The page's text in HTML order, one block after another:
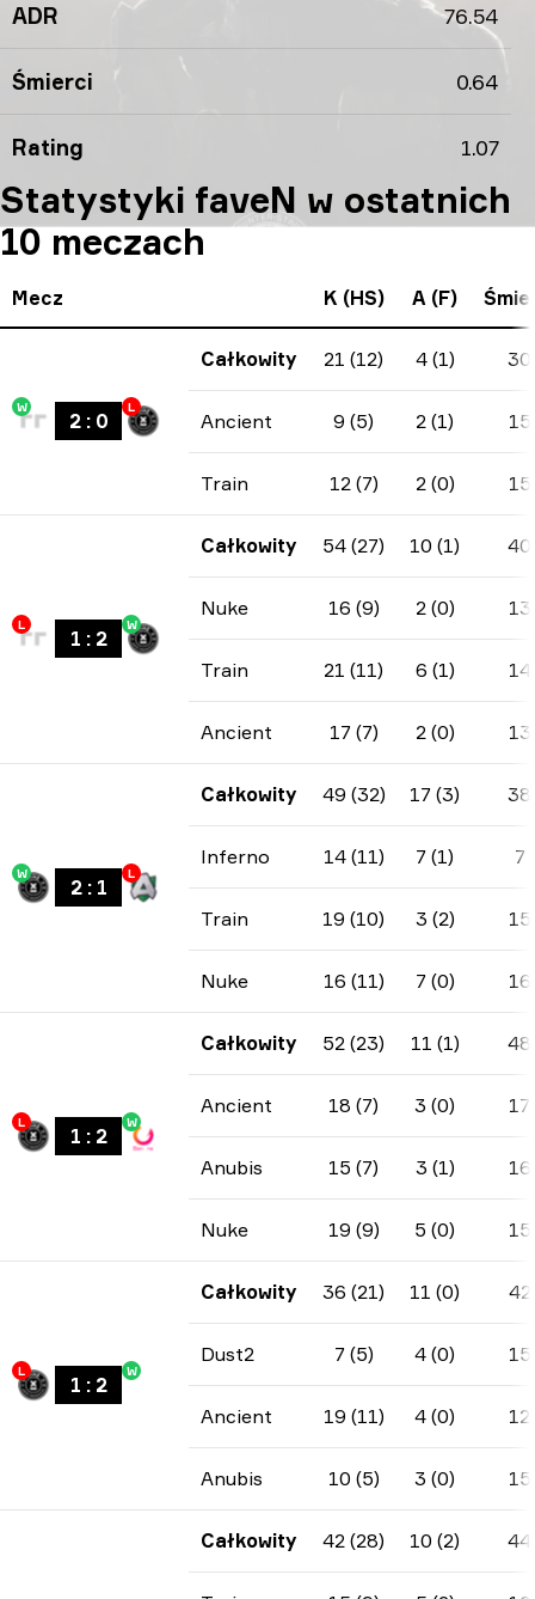
ADR 76.54
Śmierci 0.64
Rating 1.07
Statystyki faveN w ostatnich
10 meczach
Mecz K (HS) A (F)
W
2: 0
L
Całkowity 21 (12) 4 (1) 30
Ancient 9 (5) 2 (1) 15
Train 12 (7) 2 (0) 15
L
1 : 2
W
Całkowity 54 (27) 10 (1) 40
Nuke 16 (9) 2 (0) 13
Train 21 (11) 6 (1) 14
Ancient 17 (7) 2 (0) 13
W
2: 1
L
Całkowity 49 (32) 17 (3) 38
Inferno 14 (11) 7 (1) 7
Train 19 (10) 3 (2) 15
Nuke 16 (11) 7 (0) 16
L
1 : 2
W
Całkowity 52 (23) 11 (1) 48
Ancient 18 (7) 3 (0) 17
Anubis 15 (7) 3 (1) 16
Nuke 19 (9) 5 (0) 15
L
1 : 2
W
Całkowity 36 (21) 11 (0) 42
Dust2 7 (5) 4 (0) 15
Ancient 19 (11) 4 (0) 12
Anubis 10 (5) 3 (0) 15
Całkowity 42 (28) 10 (2) 44